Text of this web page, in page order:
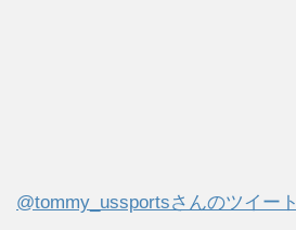
@tommy_ussportsさんのツイート